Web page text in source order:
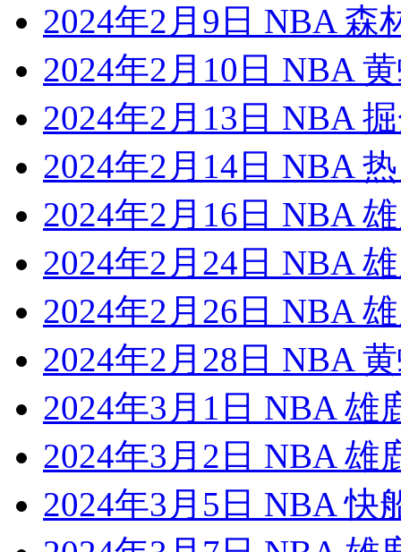
2024年2月9日 NBA 森
2024年2月10日 NBA
2024年2月13日 NBA
2024年2月14日 NBA
2024年2月16日 NBA
2024年2月24日 NBA
2024年2月26日 NBA
2024年2月28日 NBA
2024年3月1日 NBA 雄
2024年3月2日 NBA 雄
2024年3月5日 NBA 快